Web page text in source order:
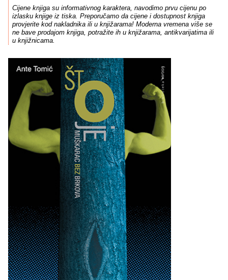
Cijene knjiga su informativnog karaktera, navodimo prvu cijenu po
izlasku knjige iz tiska. Preporučamo da cijene i dostupnost knjiga
provjerite kod nakladnika ili u knjižarama! Moderna vremena više se
ne bave prodajom knjiga, potražite ih u knjižarama, antikvarijatima ili
u knjižnicama.